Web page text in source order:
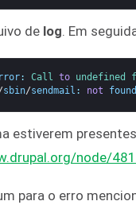
de log. Em
: Call to undefined
sbin/sendmail : not found
estiverem
node/
para o erro